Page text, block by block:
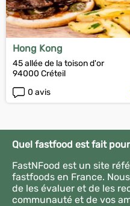
Hong Kong
45 allée de la toison d'or
94000 Créteil
0 avis
Quel fastfood est fait
FastNFood est un site
fastfoods en France.
de les évaluer et de les
communauté et de vos